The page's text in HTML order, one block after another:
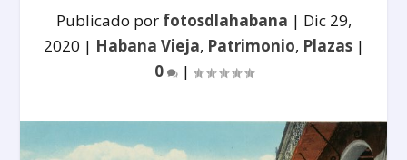
Publicado por fotosdlahabana | Dic 29,
2020 | Habana Vieja, Patrimonio, Plazas|
0
|